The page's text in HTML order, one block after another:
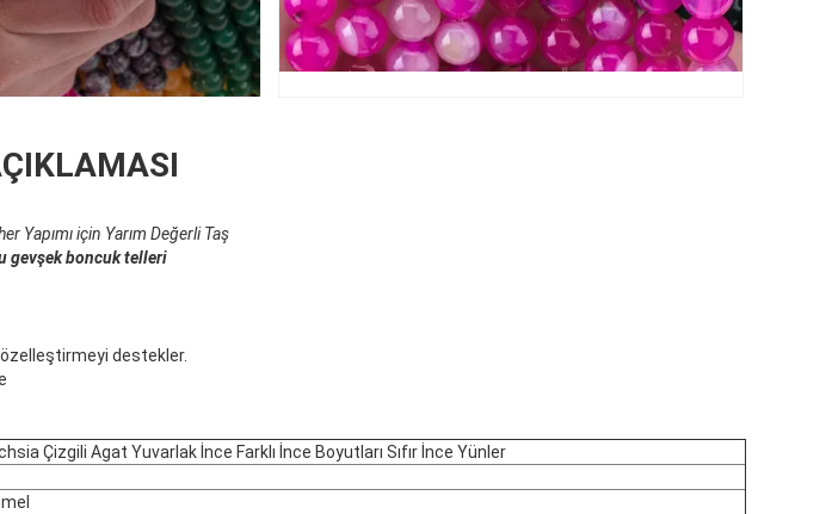
Yapımı için Yarım Değerli Taş
gevşek boncuk telleri
destekler.
Çizgili Agat Yuvarlak İnce Farklı İnce Boyutları Sıfır İnce Yünler